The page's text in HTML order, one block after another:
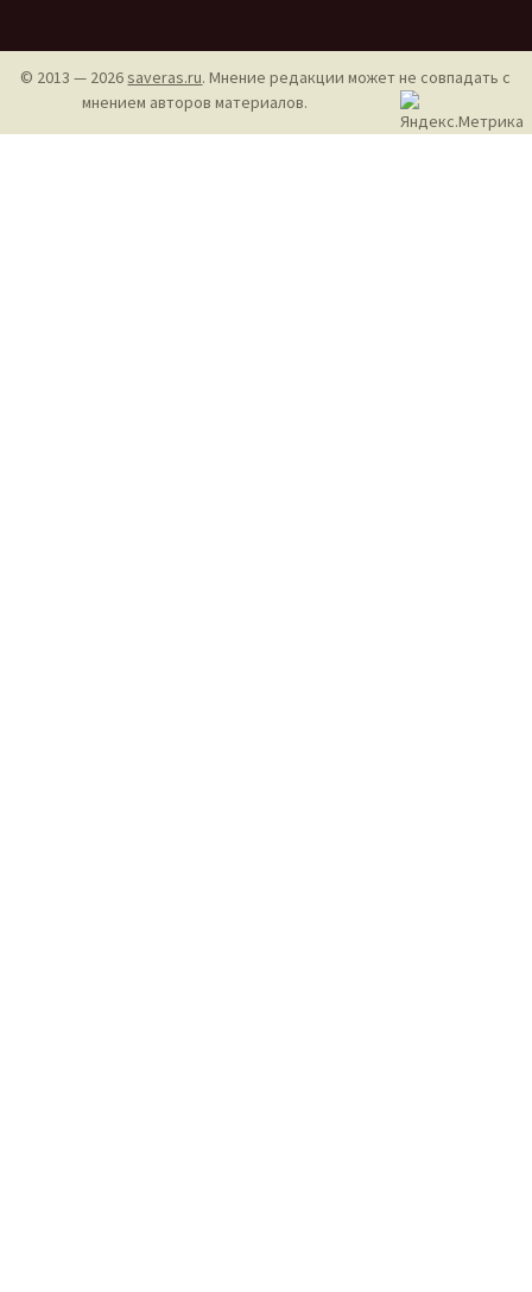
© 2013 — 2026saveras.ru. Мнение редакции может не совпадать с
мнением авторов материалов.